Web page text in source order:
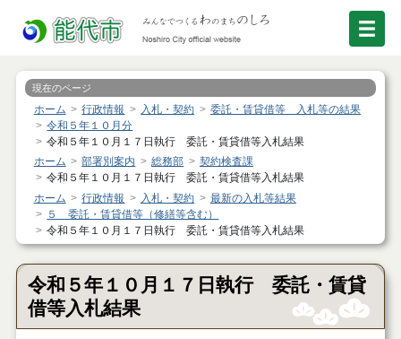
現在のページ
ホーム 行政情報 入札・契約
委託・賃貸借等 入札等の結果
令和５年１０月分
令和５年１０月１７日執行 委託・賃貸借等入札結果
ホーム
部署別案内 総務部
契約検査課
令和５年１０月１７日執行 委託・賃貸借等入札結果
ホーム
行政情報 入札・契約
最新の入札等結果
５ 委託・賃貸借等（修繕等含む）
令和５年１０月１７日執行 委託・賃貸借等入札結果
令和５年１０月１７日執行 委託・賃貸
借等入札結果